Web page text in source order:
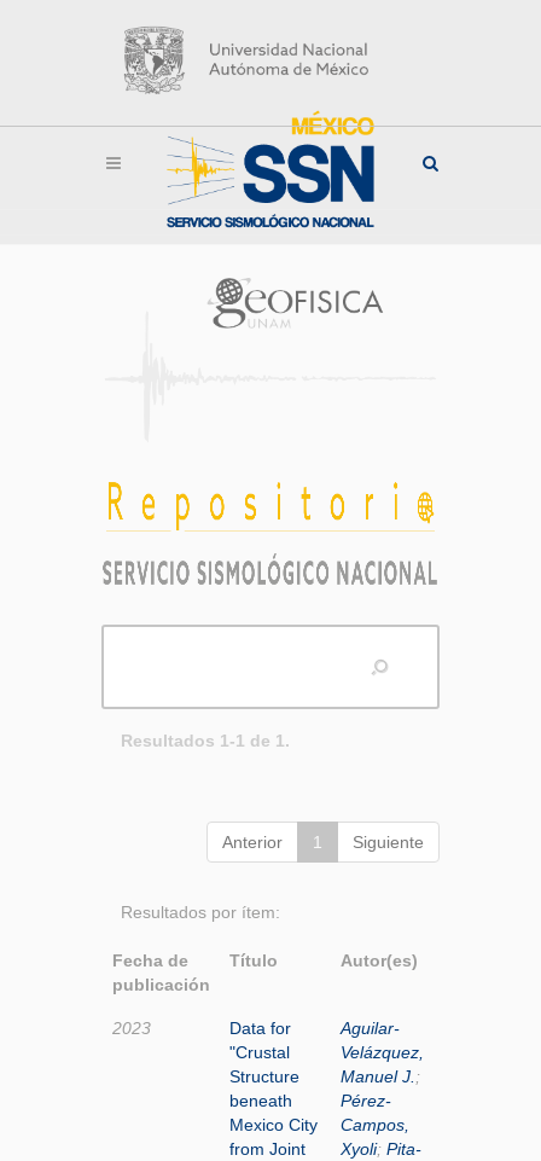
Resultados 1-1 de 1.
Anterior 1 Siguiente
Resultados por ítem:
Fecha de
publicación
Título Autor(es)
2023
Data for
"Crustal
Structure
beneath
Mexico City
from Joint
Aguilar-
Velázquez,
Manuel J. ;
Pérez-
Campos,
Xyoli; Pita-